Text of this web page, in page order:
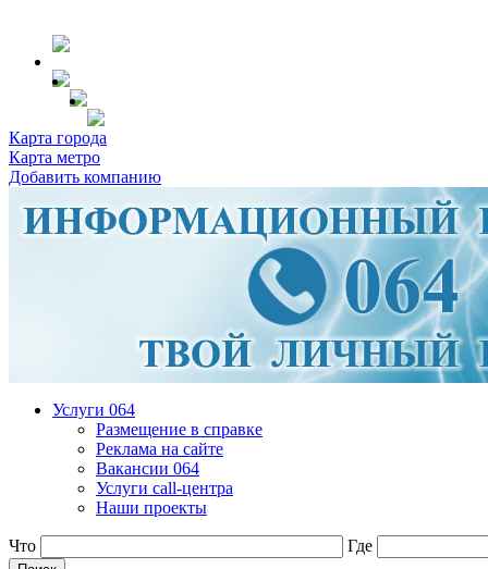
Карта города
Карта метро
Добавить компанию
Услуги 064
Размещение в справке
Реклама на сайте
Вакансии 064
Услуги call-центра
Наши проекты
Что Где